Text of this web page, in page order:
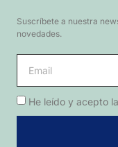
Suscríbete a nuestra
novedades.
He leído y acepto la